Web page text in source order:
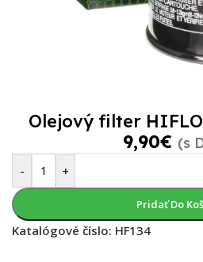
Olejový filter
9,90€ (s
- +
Pridať Do
Katalógové číslo: HF134